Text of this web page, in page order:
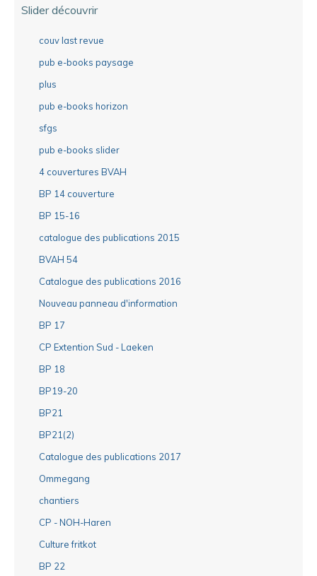
Slider découvrir
couv last revue
pub e-books paysage
plus
pub e-books horizon
sfgs
pub e-books slider
4 couvertures BVAH
BP 14 couverture
BP 15-16
catalogue des publications 2015
BVAH 54
Catalogue des publications 2016
Nouveau panneau d'information
BP 17
CP Extention Sud - Laeken
BP 18
BP19-20
BP21
BP21(2)
Catalogue des publications 2017
Ommegang
chantiers
CP - NOH-Haren
Culture fritkot
BP 22